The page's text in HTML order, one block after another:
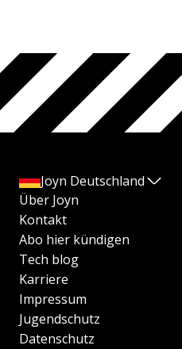
Joyn Deutschland
Über Joyn
Kontakt
Abo hier kündigen
Tech blog
Karriere
Impressum
Jugendschutz
Datenschutz